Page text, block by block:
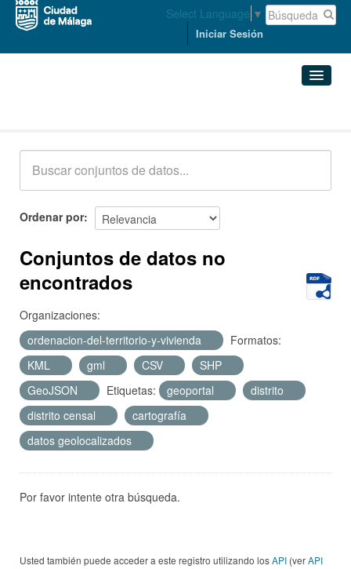
Select Language ▼
Iniciar Sesión
Acerca de
Ordenar por
Conjuntos de datos no
encontrados
Organizaciones:
ordenacion-del-territorio-y-vivienda
Formatos:
KML
gml CSV
SHP
GeoJSON
Etiquetas: geoportal
distrito
distrito censal
cartografía
datos geolocalizados
Por favor intente otra búsqueda.
Usted también puede acceder a este registro utilizando losAPI (verAPI